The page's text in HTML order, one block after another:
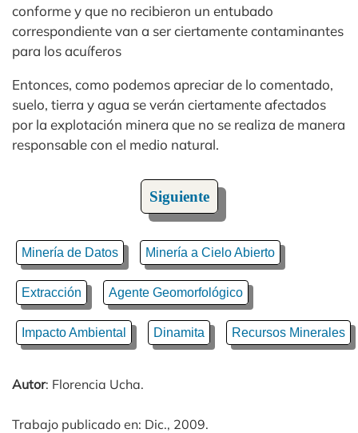
conforme y que no recibieron un entubado
correspondiente van a ser ciertamente contaminantes
para los acuíferos
Entonces, como podemos apreciar de lo comentado,
suelo, tierra y agua se verán ciertamente afectados
por la explotación minera que no se realiza de manera
responsable con el medio natural.
Siguiente
Minería de Datos Minería a Cielo Abierto
Extracción Agente Geomorfológico
Impacto Ambiental Dinamita Recursos Minerales
Autor: Florencia Ucha.
Trabajo publicado en: Dic., 2009.